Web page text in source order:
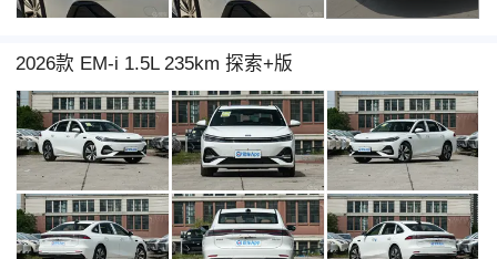
2026款 EM-i 1.5L 235km 探索+版